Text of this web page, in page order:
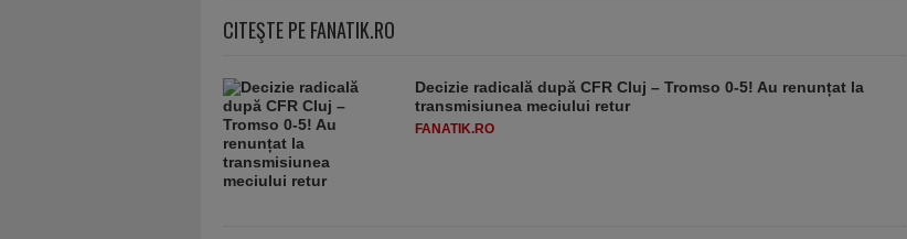
CITEŞTE PE FANATIK.RO
Decizie radicală după CFR Cluj – Tromso 0-5! Au renunțat la
transmisiunea meciului retur
FANATIK.RO